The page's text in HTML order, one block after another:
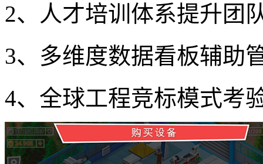
2、人才培训体系提升团
3、多维度数据看板辅助
4、全球工程竞标模式考